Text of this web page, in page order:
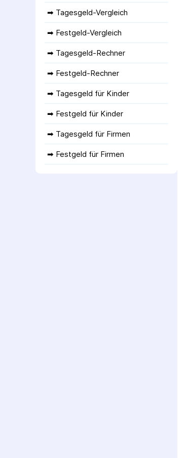
➡ Tagesgeld-Vergleich
➡ Festgeld-Vergleich
➡ Tagesgeld-Rechner
➡ Festgeld-Rechner
➡ Tagesgeld für Kinder
➡ Festgeld für Kinder
➡ Tagesgeld für Firmen
➡ Festgeld für Firmen